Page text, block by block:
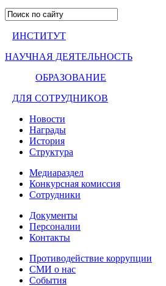
ИНСТИТУТ
НАУЧНАЯ ДЕЯТЕЛЬНОСТЬ
ОБРАЗОВАНИЕ
ДЛЯ СОТРУДНИКОВ
Новости
Награды
История
Структура
Медиараздел
Конкурсная комиссия
Сотрудники
Документы
Персоналии
Контакты
Противодействие коррупции
СМИ о нас
События